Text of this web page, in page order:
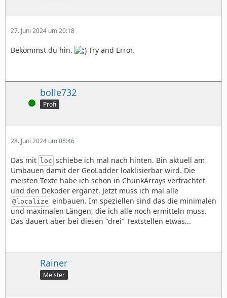
27. Juni 2024 um 20:18
Bekommst du hin. Try and Error.
Online
bolle732
Profi
28. Juni 2024 um 08:46
Das mit loc schiebe ich mal nach hinten. Bin aktuell am
Umbauen damit der GeoLadder loaklisierbar wird. Die
meisten Texte habe ich schon in ChunkArrays verfrachtet
und den Dekoder ergänzt. Jetzt muss ich mal alle
@localize einbauen. Im speziellen sind das die minimalen
und maximalen Längen, die ich alle noch ermitteln muss.
Das dauert aber bei diesen "drei" Textstellen etwas...
Rainer
Meister